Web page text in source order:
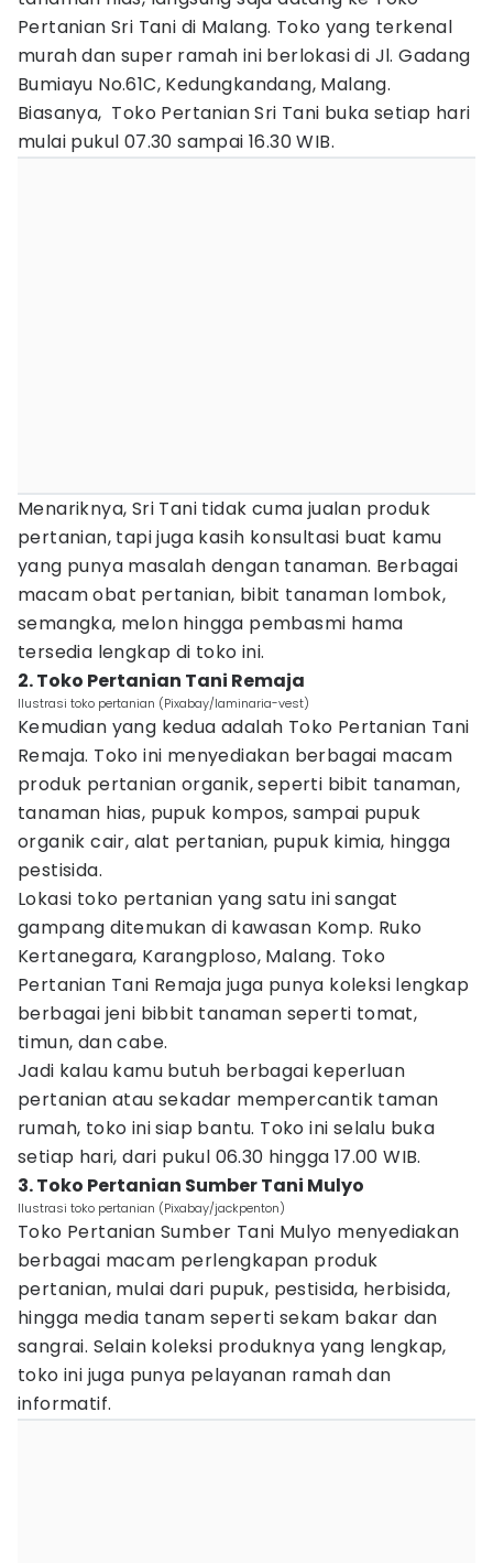
Pertanian Sri Tani di Malang. Toko yang terkenal
murah dan super ramah ini berlokasi di Jl. Gadang
Bumiayu No.61C, Kedungkandang, Malang.
Biasanya, Toko Pertanian Sri Tani buka setiap hari
mulai pukul 07.30 sampai 16.30 WIB.
Menariknya, Sri Tani tidak cuma jualan produk
pertanian, tapi juga kasih konsultasi buat kamu
yang punya masalah dengan tanaman. Berbagai
macam obat pertanian, bibit tanaman lombok,
semangka, melon hingga pembasmi hama
tersedia lengkap di toko ini.
2. Toko Pertanian Tani Remaja
Ilustrasi toko pertanian (Pixabay/laminaria-vest)
Kemudian yang kedua adalah Toko Pertanian Tani
Remaja. Toko ini menyediakan berbagai macam
produk pertanian organik, seperti bibit tanaman,
tanaman hias, pupuk kompos, sampai pupuk
organik cair, alat pertanian, pupuk kimia, hingga
pestisida.
Lokasi toko pertanian yang satu ini sangat
gampang ditemukan di kawasan Komp. Ruko
Kertanegara, Karangploso, Malang. Toko
Pertanian Tani Remaja juga punya koleksi lengkap
berbagai jeni bibbit tanaman seperti tomat,
timun, dan cabe.
Jadi kalau kamu butuh berbagai keperluan
pertanian atau sekadar mempercantik taman
rumah, toko ini siap bantu. Toko ini selalu buka
setiap hari, dari pukul 06.30 hingga 17.00 WIB.
3. Toko Pertanian Sumber Tani Mulyo
Ilustrasi toko pertanian (Pixabay/jackpenton)
Toko Pertanian Sumber Tani Mulyo menyediakan
berbagai macam perlengkapan produk
pertanian, mulai dari pupuk, pestisida, herbisida,
hingga media tanam seperti sekam bakar dan
sangrai. Selain koleksi produknya yang lengkap,
toko ini juga punya pelayanan ramah dan
informatif.